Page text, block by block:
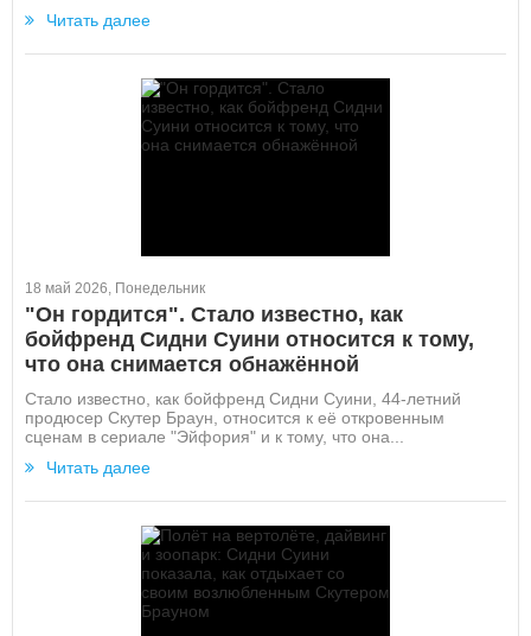
Читать далее
18 май 2026, Понедельник
"Он гордится". Стало известно, как
бойфренд Сидни Суини относится к тому,
что она снимается обнажённой
Стало известно, как бойфренд Сидни Суини, 44-летний
продюсер Скутер Браун, относится к её откровенным
сценам в сериале "Эйфория" и к тому, что она...
Читать далее